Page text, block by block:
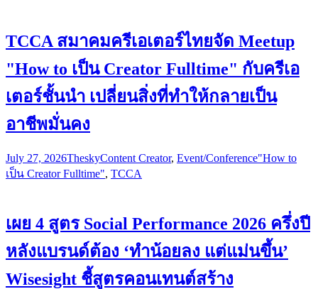
TCCA สมาคมครีเอเตอร์ไทยจัด Meetup
"How to เป็น Creator Fulltime" กับครีเอ
เตอร์ชั้นนำ เปลี่ยนสิ่งที่ทำให้กลายเป็น
อาชีพมั่นคง
July 27, 2026TheskyContent Creator, Event/Conference"How to
เป็น Creator Fulltime", TCCA
เผย 4 สูตร Social Performance 2026 ครึ่งปี
หลังแบรนด์ต้อง ‘ทำน้อยลง แต่แม่นขึ้น’
Wisesight ชี้สูตรคอนเทนต์สร้าง